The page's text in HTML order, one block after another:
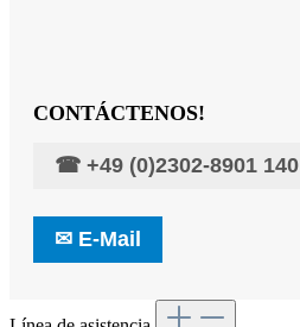
CONTÁCTENOS!
☎ +49 (0)2302-8901 140
✉ E-Mail